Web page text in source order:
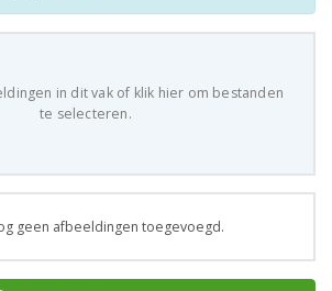
in dit vak of klik hier om bestanden
te selecteren.
geen afbeeldingen toegevoegd.